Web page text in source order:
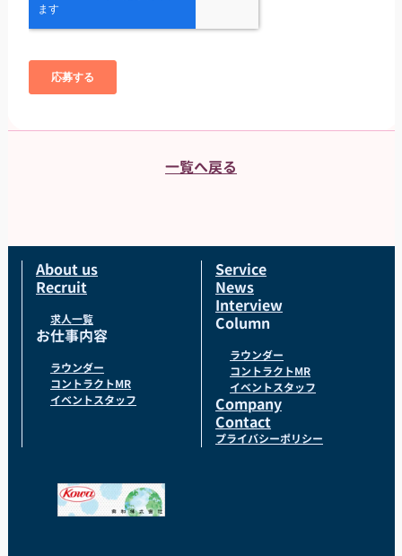
一覧へ戻る
About us
Recruit
求人一覧
お仕事内容
ラウンダー
コントラクトMR
イベントスタッフ
Service
News
Interview
Column
ラウンダー
コントラクトMR
イベントスタッフ
Company
Contact
プライバシーポリシー